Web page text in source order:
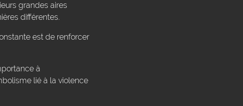
grandes aires
différentes.
est de renforcer
à
lié à la violence